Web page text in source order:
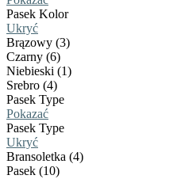
Pasek Kolor
Ukryć
Brązowy (3)
Czarny (6)
Niebieski (1)
Srebro (4)
Pasek Type
Pokazać
Pasek Type
Ukryć
Bransoletka (4)
Pasek (10)